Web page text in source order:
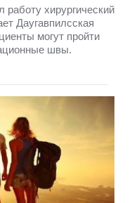
работу хирургический
Даугавпилсская
могут пройти
швы.